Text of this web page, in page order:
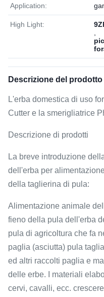
Application:
High Light:
Descrizione del prodotto
L'erba domestica di uso
Cutter e la smerigliatrice
Descrizione di prodotti
La breve introduzione
dell'erba per
della taglierina di pula:
Alimentazione animale
fieno della pula dell'erba
pula di agricoltura che fa
paglia (asciutta) pula
ed altri raccolti paglia e
delle erbe. I materiali
cervi, cavalli, ecc.